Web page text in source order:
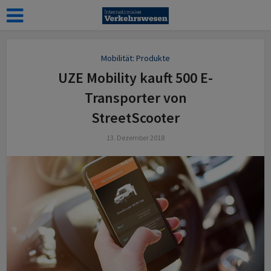
Mobilität: Produkte
UZE Mobility kauft 500 E-
Transporter von
StreetScooter
13. Dezember 2018